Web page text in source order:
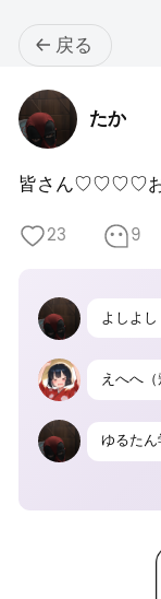
戻る
たか
皆さん♡♡♡♡お
23 9
よしよし
ゆるた